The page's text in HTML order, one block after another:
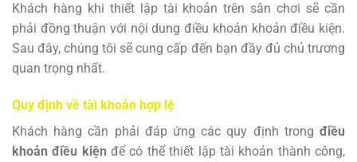
Khách hàng khi thiết lập tài khoản trên sân chơi sẽ cần
phải đồng thuận với nội dung điều khoản khoản điều kiện.
Sau đây, chúng tôi sẽ cung cấp đến bạn đầy đủ chủ trương
quan trọng nhất.
Quy định về tài khoản hợp lệ
Khách hàng cần phải đáp ứng các quy định trong điều
khoản điều kiệnđể có thể thiết lập tài khoản thành công,